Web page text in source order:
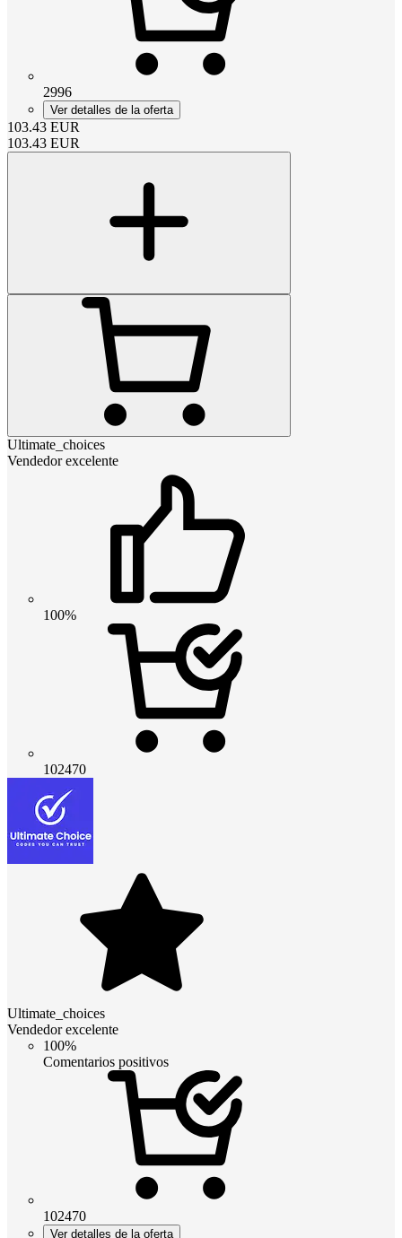
2996
Ver detalles de la oferta
103.43 EUR
103.43 EUR
Ultimate_choices
Vendedor excelente
100%
102470
Ultimate_choices
Vendedor excelente
100%
Comentarios positivos
102470
Ver detalles de la oferta